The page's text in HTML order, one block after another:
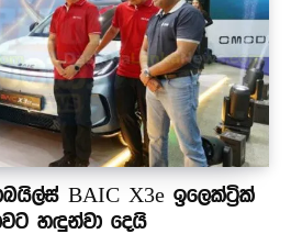
BAIC X3e ඉලෙක්ට්‍රික්
හඳුන්වා දෙයි